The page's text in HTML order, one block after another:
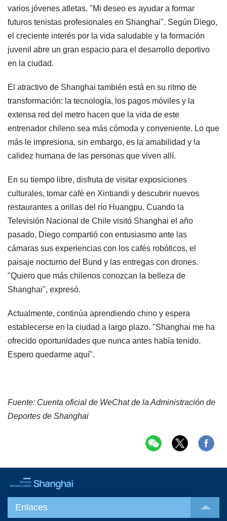
varios jóvenes atletas. "Mi deseo es ayudar a formar
futuros tenistas profesionales en Shanghai". Según Diego,
el creciente interés por la vida saludable y la formación
juvenil abre un gran espacio para el desarrollo deportivo
en la ciudad.
El atractivo de Shanghai también está en su ritmo de
transformación: la tecnología, los pagos móviles y la
extensa red del metro hacen que la vida de este
entrenador chileno sea más cómoda y conveniente. Lo que
más le impresiona, sin embargo, es la amabilidad y la
calidez humana de las personas que viven allí.
En su tiempo libre, disfruta de visitar exposiciones
culturales, tomar café en Xintiandi y descubrir nuevos
restaurantes a orillas del río Huangpu. Cuando la
Televisión Nacional de Chile visitó Shanghai el año
pasado, Diego compartió con entusiasmo ante las
cámaras sus experiencias con los cafés robóticos, el
paisaje nocturno del Bund y las entregas con drones.
"Quiero que más chilenos conozcan la belleza de
Shanghai", expresó.
Actualmente, continúa aprendiendo chino y espera
establecerse en la ciudad a largo plazo. "Shanghai me ha
ofrecido oportunidades que nunca antes había tenido.
Espero quedarme aquí".
Fuente: Cuenta oficial de WeChat de la Administración de
Deportes de Shanghai
Enlaces